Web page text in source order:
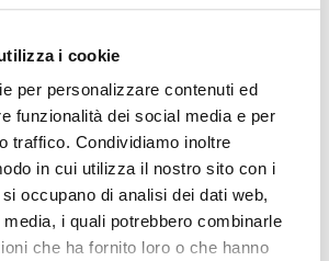
i cookie
per personalizzare contenuti ed
funzionalità dei social media e per
traffico. Condividiamo inoltre
in cui utilizza il nostro sito con i
occupano di analisi dei dati web,
i quali potrebbero combinarle
che ha fornito loro o che hanno
vacanza
dove mangiare, cosa fare e
di Langhe Monferrato Roero, con
al meteo in tempo reale